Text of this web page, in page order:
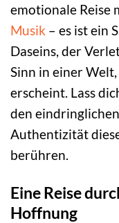
emotionale Reise
Musik – es ist ein
Daseins, der
Sinn in einer
erscheint. Lass
den
Authentizität
berühren.
Eine Reise
Hoffnung